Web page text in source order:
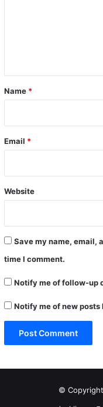
*
Name *
Email *
Website
Save my name, email,
time I comment.
Notify me of follow-up
Notify me of new posts
©